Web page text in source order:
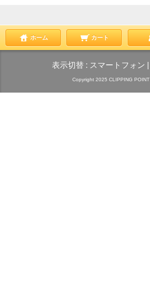
ホーム カート
表示切替 : スマートフォン
Copyright 2025 CLIPPING POINT